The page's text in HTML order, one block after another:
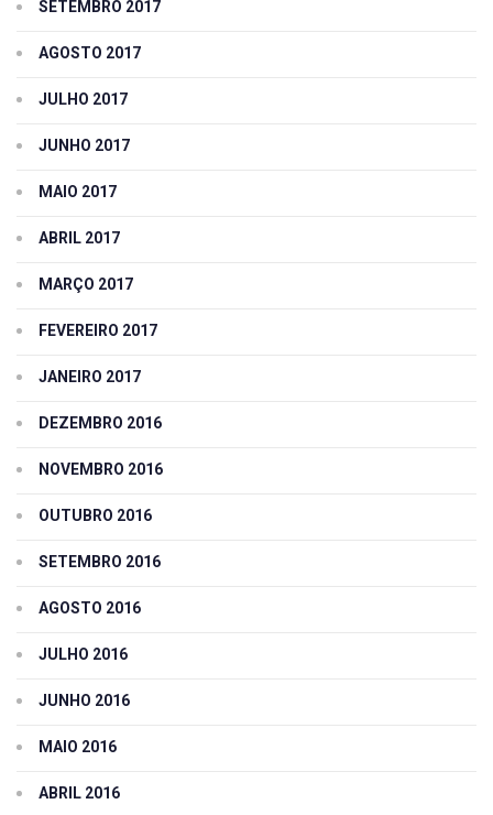
SETEMBRO 2017
AGOSTO 2017
JULHO 2017
JUNHO 2017
MAIO 2017
ABRIL 2017
MARÇO 2017
FEVEREIRO 2017
JANEIRO 2017
DEZEMBRO 2016
NOVEMBRO 2016
OUTUBRO 2016
SETEMBRO 2016
AGOSTO 2016
JULHO 2016
JUNHO 2016
MAIO 2016
ABRIL 2016